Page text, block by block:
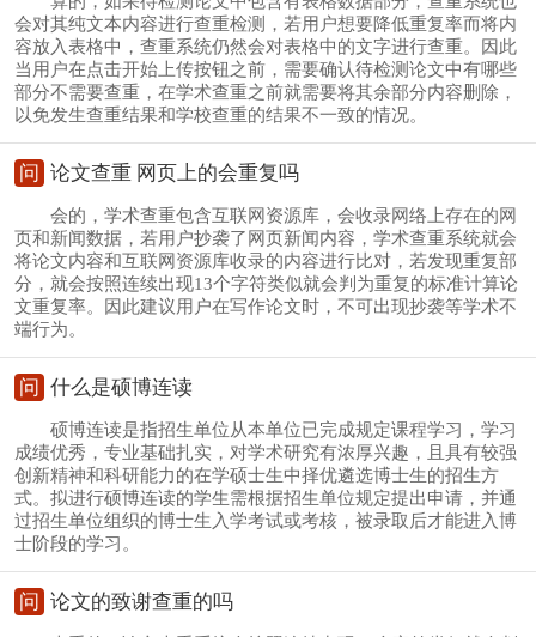
会对其纯文本内容进行查重检测，若用户想要降低重复率而将内
容放入表格中，查重系统仍然会对表格中的文字进行查重。因此
当用户在点击开始上传按钮之前，需要确认待检测论文中有哪些
部分不需要查重，在学术查重之前就需要将其余部分内容删除，
以免发生查重结果和学校查重的结果不一致的情况。
问 论文查重 网页上的会重复吗
会的，学术查重包含互联网资源库，会收录网络上存在的网
页和新闻数据，若用户抄袭了网页新闻内容，学术查重系统就会
将论文内容和互联网资源库收录的内容进行比对，若发现重复部
分，就会按照连续出现13个字符类似就会判为重复的标准计算论
文重复率。因此建议用户在写作论文时，不可出现抄袭等学术不
端行为。
问 什么是硕博连读
硕博连读是指招生单位从本单位已完成规定课程学习，学习
成绩优秀，专业基础扎实，对学术研究有浓厚兴趣，且具有较强
创新精神和科研能力的在学硕士生中择优遴选博士生的招生方
式。拟进行硕博连读的学生需根据招生单位规定提出申请，并通
过招生单位组织的博士生入学考试或考核，被录取后才能进入博
士阶段的学习。
问 论文的致谢查重的吗